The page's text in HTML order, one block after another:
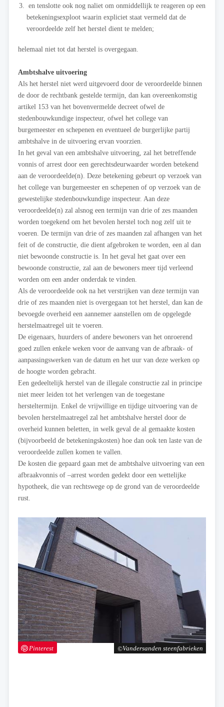
Vandersanden steenfabrieken
Pinterest
en tenslotte ook nog naliet om onmiddellijk te reageren op een
betekeningsexploot waarin expliciet staat vermeld dat de
veroordeelde zelf het herstel dient te melden;
helemaal niet tot dat herstel is overgegaan.
Ambtshalve uitvoering
Als het herstel niet werd uitgevoerd door de veroordeelde binnen
de door de rechtbank gestelde termijn, dan kan overeenkomstig
artikel 153 van het bovenvermelde decreet ofwel de
stedenbouwkundige inspecteur, ofwel het college van
burgemeester en schepenen en eventueel de burgerlijke partij
ambtshalve in de uitvoering ervan voorzien.
In het geval van een ambtshalve uitvoering, zal het betreffende
vonnis of arrest door een gerechtsdeurwaarder worden betekend
aan de veroordeelde(n). Deze betekening gebeurt op verzoek van
het college van burgemeester en schepenen of op verzoek van de
gewestelijke stedenbouwkundige inspecteur. Aan deze
veroordeelde(n) zal alsnog een termijn van drie of zes maanden
worden toegekend om het bevolen herstel toch nog zelf uit te
voeren. De termijn van drie of zes maanden zal afhangen van het
feit of de constructie, die dient afgebroken te worden, een al dan
niet bewoonde constructie is. In het geval het gaat over een
bewoonde constructie, zal aan de bewoners meer tijd verleend
worden om een ander onderdak te vinden.
Als de veroordeelde ook na het verstrijken van deze termijn van
drie of zes maanden niet is overgegaan tot het herstel, dan kan de
bevoegde overheid een aannemer aanstellen om de opgelegde
herstelmaatregel uit te voeren.
De eigenaars, huurders of andere bewoners van het onroerend
goed zullen enkele weken voor de aanvang van de afbraak- of
aanpassingswerken van de datum en het uur van deze werken op
de hoogte worden gebracht.
Een gedeeltelijk herstel van de illegale constructie zal in principe
niet meer leiden tot het verlengen van de toegestane
hersteltermijn. Enkel de vrijwillige en tijdige uitvoering van de
bevolen herstelmaatregel zal het ambtshalve herstel door de
overheid kunnen beletten, in welk geval de al gemaakte kosten
(bijvoorbeeld de betekeningskosten) hoe dan ook ten laste van de
veroordeelde zullen komen te vallen.
De kosten die gepaard gaan met de ambtshalve uitvoering van een
afbraakvonnis of –arrest worden gedekt door een wettelijke
hypotheek, die van rechtswege op de grond van de veroordeelde
rust.